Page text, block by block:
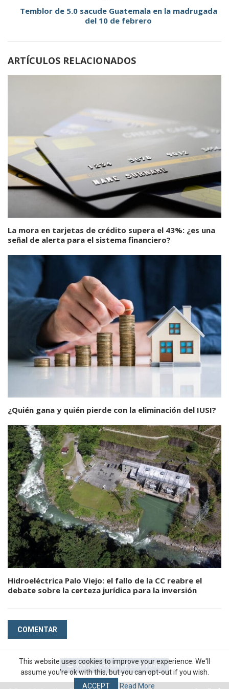
Temblor de 5.0 sacude Guatemala en la madrugada
del 10 de febrero
ARTÍCULOS RELACIONADOS
La mora en tarjetas de crédito supera el 43%: ¿es una
señal de alerta para el sistema financiero?
¿Quién gana y quién pierde con la eliminación del IUSI?
Hidroeléctrica Palo Viejo: el fallo de la CC reabre el
debate sobre la certeza jurídica para la inversión
COMENTAR
VER LA VERSIÓN DE ESCRITORIO
This website uses cookies to improve your experience. We'll
assume you're ok with this, but you can opt-out if you wish.
ACCEPT
Read More